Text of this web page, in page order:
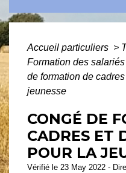
Accueil particuliers >
Formation des
de formation de
jeunesse
CONGÉ DE
CADRES ET
POUR LA
Vérifié le 23 May 2022 -